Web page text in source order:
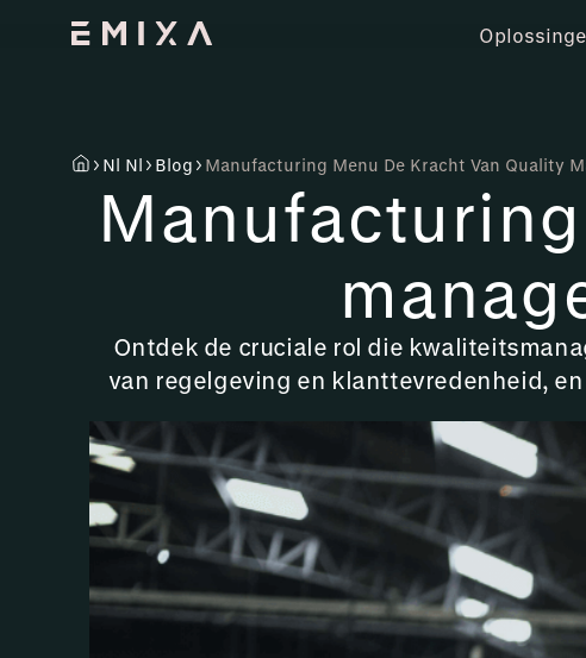
Nl Nl Blog Manufacturing Menu De Kracht Van Quality
Ontdek de cruciale rol die
van regelgeving en klanttevredenheid,